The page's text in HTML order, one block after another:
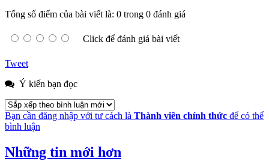
Tổng số điểm của bài viết là: 0 trong 0 đánh giá
Click để đánh giá bài viết
Tweet
Ý kiến bạn đọc
Bạn cần đăng nhập với tư cách là Thành viên chính thức để có thể
bình luận
Những tin mới hơn